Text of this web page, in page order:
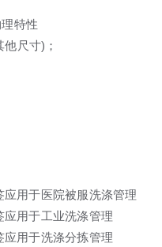
特性
尺寸)；
用于医院被服洗涤管理
用于工业洗涤管理
用于洗涤分拣管理